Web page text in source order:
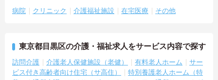
病院 クリニック 介護福祉施設 在宅医療 その他
東京都目黒区の介護・福祉求人をサービス内容で探す
訪問介護 介護老人保健施設（老健） 有料老人ホーム
サー
ビス付き高齢者向け住宅（サ高住）
特別養護老人ホーム（特